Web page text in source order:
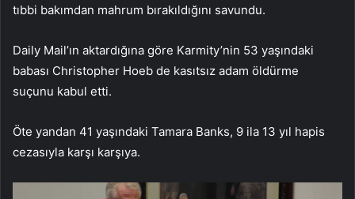
tıbbi bakımdan mahrum bırakıldığını savundu.
Daily Mail’ın aktardığına göre Karmity’nin 53 yaşındaki
babası Christopher Hoeb de kasıtsız adam öldürme
suçunu kabul etti.
Öte yandan 41 yaşındaki Tamara Banks, 9 ila 13 yıl hapis
cezasıyla karşı karşıya.